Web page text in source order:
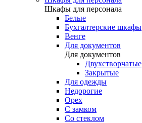
Шкафы для персонала
Белые
Бухгалтерские шкафы
Венге
Для документов
Для документов
Двухстворчатые
Закрытые
Для одежды
Недорогие
Орех
С замком
Со стеклом